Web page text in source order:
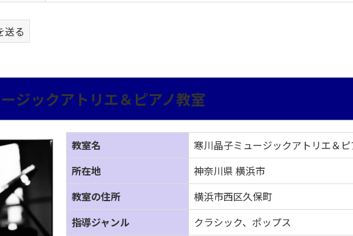
送る
ジックアトリエ＆ピアノ教室
教室名
寒川晶子ミュージックアトリエ＆ピ
所在地
神奈川県 横浜市
教室の住所
横浜市西区久保町
指導ジャンル
クラシック、ポップス